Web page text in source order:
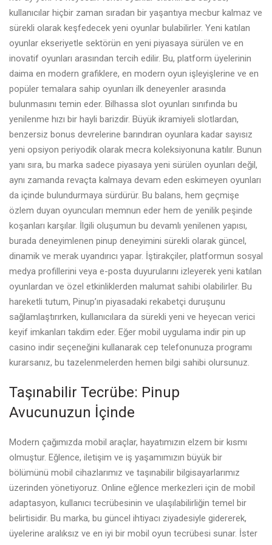
kullanıcılar hiçbir zaman sıradan bir yaşantıya mecbur kalmaz ve
sürekli olarak keşfedecek yeni oyunlar bulabilirler. Yeni katılan
oyunlar ekseriyetle sektörün en yeni piyasaya sürülen ve en
inovatif oyunları arasından tercih edilir. Bu, platform üyelerinin
daima en modern grafiklere, en modern oyun işleyişlerine ve en
popüler temalara sahip oyunları ilk deneyenler arasında
bulunmasını temin eder. Bilhassa slot oyunları sınıfında bu
yenilenme hızı bir hayli barizdir. Büyük ikramiyeli slotlardan,
benzersiz bonus devrelerine barındıran oyunlara kadar sayısız
yeni opsiyon periyodik olarak mecra koleksiyonuna katılır. Bunun
yanı sıra, bu marka sadece piyasaya yeni sürülen oyunları değil,
aynı zamanda revaçta kalmaya devam eden eskimeyen oyunları
da içinde bulundurmaya sürdürür. Bu balans, hem geçmişe
özlem duyan oyuncuları memnun eder hem de yenilik peşinde
koşanları karşılar. İlgili oluşumun bu devamlı yenilenen yapısı,
burada deneyimlenen pinup deneyimini sürekli olarak güncel,
dinamik ve merak uyandırıcı yapar. İştirakçiler, platformun sosyal
medya profillerini veya e-posta duyurularını izleyerek yeni katılan
oyunlardan ve özel etkinliklerden malumat sahibi olabilirler. Bu
hareketli tutum, Pinup’ın piyasadaki rekabetçi duruşunu
sağlamlaştırırken, kullanıcılara da sürekli yeni ve heyecan verici
keyif imkanları takdim eder. Eğer mobil uygulama indir pin up
casino indir seçeneğini kullanarak cep telefonunuza programı
kurarsanız, bu tazelenmelerden hemen bilgi sahibi olursunuz.
Taşınabilir Tecrübe: Pinup
Avucunuzun İçinde
Modern çağımızda mobil araçlar, hayatımızın elzem bir kısmı
olmuştur. Eğlence, iletişim ve iş yaşamımızın büyük bir
bölümünü mobil cihazlarımız ve taşınabilir bilgisayarlarımız
üzerinden yönetiyoruz. Online eğlence merkezleri için de mobil
adaptasyon, kullanıcı tecrübesinin ve ulaşılabilirliğin temel bir
belirtisidir. Bu marka, bu güncel ihtiyacı ziyadesiyle gidererek,
üyelerine aralıksız ve en iyi bir mobil oyun tecrübesi sunar. İster